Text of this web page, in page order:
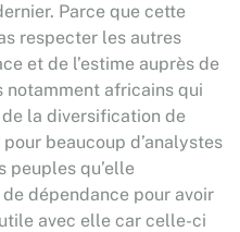
Parce que cette
respecter les autres
et de l’estime auprès de
notamment africains qui
la diversification de
beaucoup d’analystes
peuples qu’elle
dépendance pour avoir
avec elle car celle-ci